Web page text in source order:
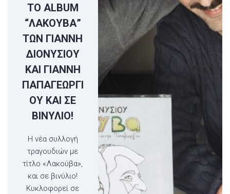
ΤΟ ALBUM
“ΛΑΚΟΥΒΑ”
ΤΩΝ ΓΙΑΝΝΗ
ΔΙΟΝΥΣΙΟΥ
ΚΑΙ ΓΙΑΝΝΗ
ΠΑΠΑΓΕΩΡΓΙ
ΟΥ ΚΑΙ ΣΕ
ΒΙΝΥΛΙΟ!
H νέα συλλογή
τραγουδιών με
τίτλο «Λακούβα»,
και σε βινύλιο!
Κυκλοφορεί σε